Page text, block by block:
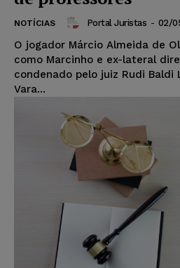
NOTÍCIAS Portal Juristas - 02/
O jogador Márcio Almeida de
como Marcinho e ex-lateral
condenado pelo juiz Rudi Baldi
Vara...